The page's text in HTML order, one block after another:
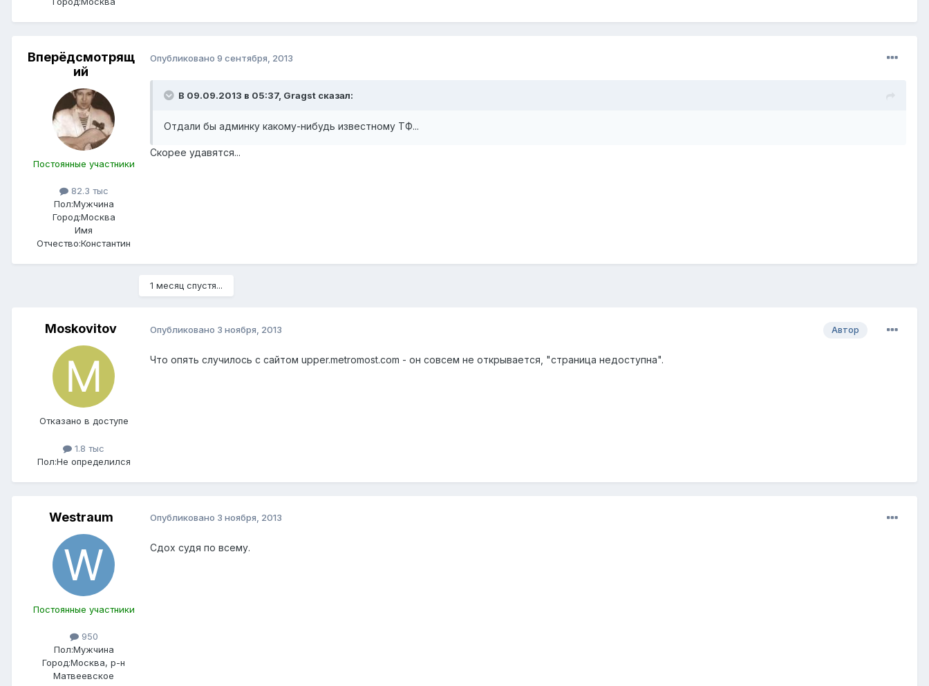
Вперёдсмотрящ
ий
Постоянные участники
82.3 тыс
Пол:Мужчина
Город:Москва
Имя
Отчество:Константин
Опубликовано 9 сентября, 2013
В 09.09.2013 в 05:37, Gragst сказал:
Отдали бы админку какому-нибудь известному ТФ...
Скорее удавятся...
1 месяц спустя...
Moskovitov
Отказано в доступе
1.8 тыс
Пол:Не определился
Автор
Опубликовано 3 ноября, 2013
Что опять случилось с сайтом upper.metromost.com - он совсем не открывается, "страница недоступна".
Westraum
Постоянные участники
950
Пол:Мужчина
Город:Москва, р-н
Матвеевское
Опубликовано 3 ноября, 2013
Сдох судя по всему.